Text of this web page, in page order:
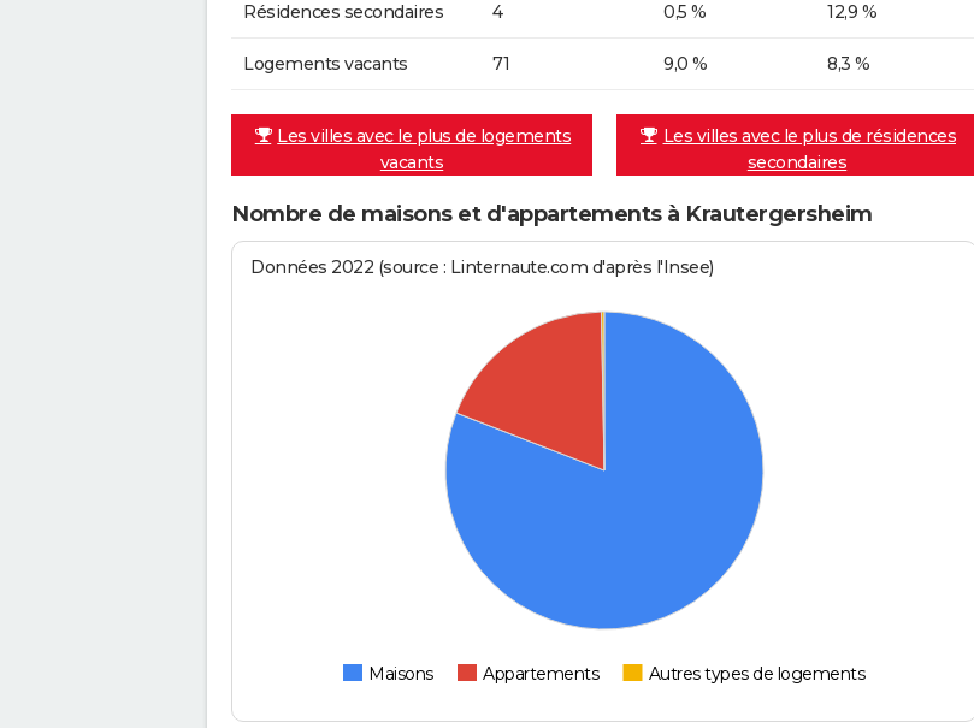
Résidences secondaires 4 0,5 % 12,9 %
Logements vacants 71 9,0 % 8,3 %
Les villes avec le plus de logements
vacants
Les villes avec le plus de résidences
secondaires
Nombre de maisons et d'appartements à Krautergersheim
Données 2022 (source : Linternaute.com d'après l'Insee)
Maisons Appartements Autres types de logements